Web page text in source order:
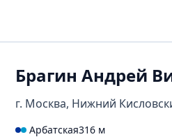
Брагин Андрей
г. Москва, Нижний
Арбатская316 м